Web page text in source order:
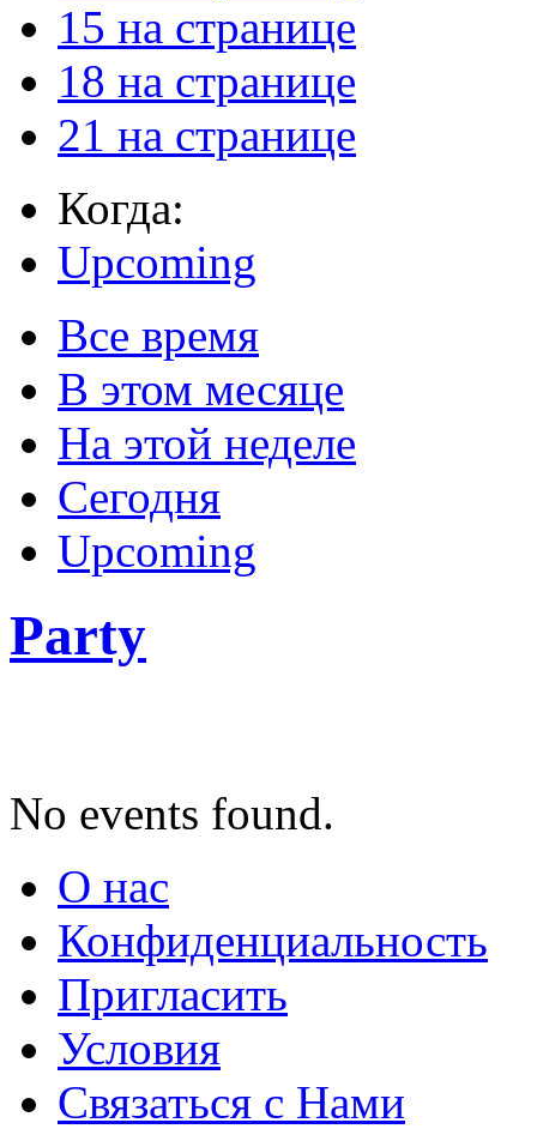
15 на странице
18 на странице
21 на странице
Когда:
Upcoming
Все время
В этом месяце
На этой неделе
Сегодня
Upcoming
Party
No events found.
О нас
Конфиденциальность
Пригласить
Условия
Связаться с Нами